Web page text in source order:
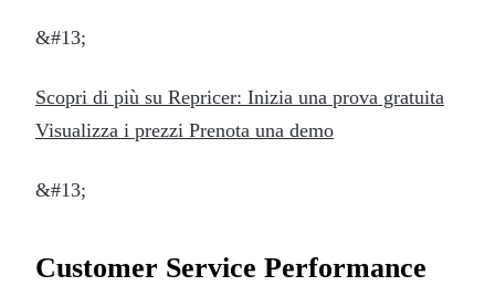
&#13;
Scopri di più su Repricer: Inizia una prova gratuita
Visualizza i prezzi Prenota una demo
&#13;
Customer Service Performance